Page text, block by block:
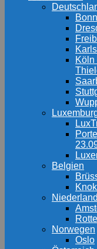
Bonn
Belgien
Norwegen
Oslo